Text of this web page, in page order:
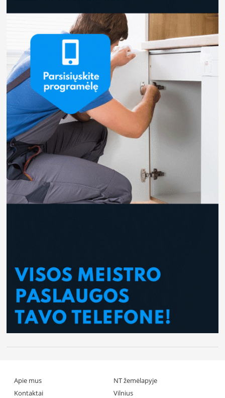
Apie mus
Kontaktai
NT žemėlapyje
Vilnius